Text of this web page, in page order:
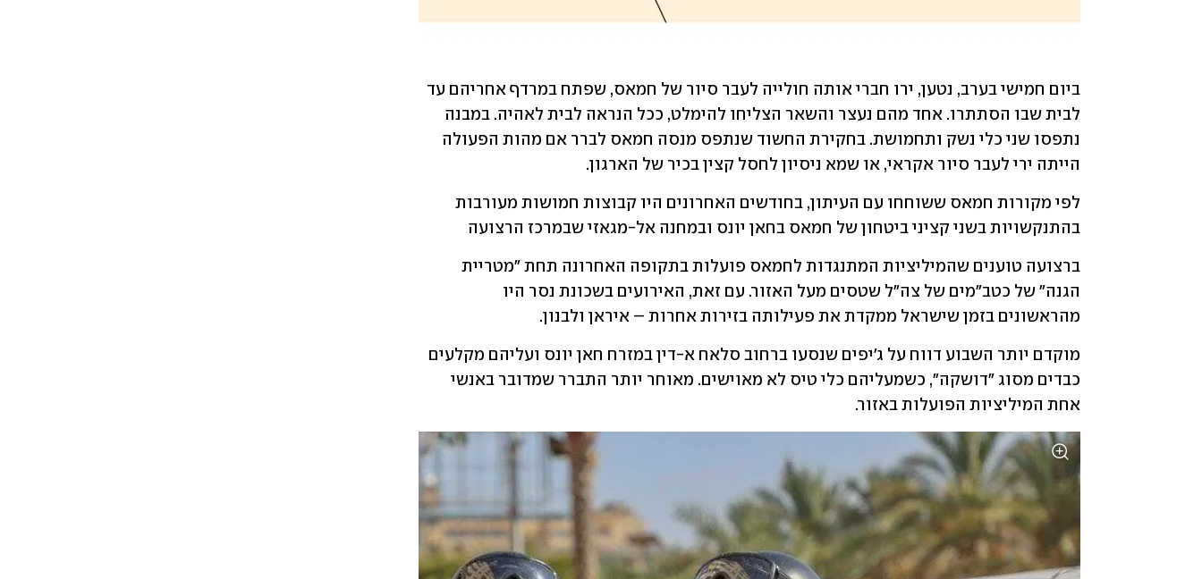
הייתה ירי לעבר סיור אקראי, או שמא ניסיון לחסל קצין בכיר של הארגון.
בהתנקשויות בשני קציני ביטחון של חמאס בחאן יונס ובמחנה אל-מגאזי שבמרכז הרצועה
מהראשונים בזמן שישראל ממקדת את פעילותה בזירות אחרות – איראן ולבנון.
אחת המיליציות הפועלות באזור.